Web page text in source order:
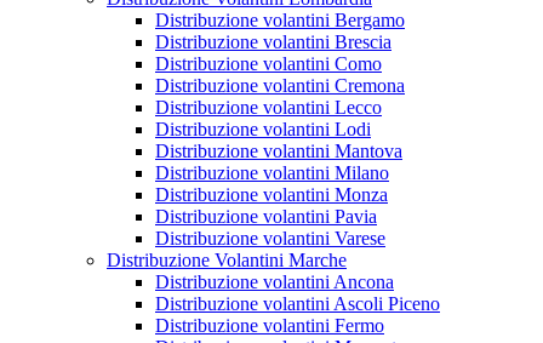
Distribuzione volantini Bergamo
Distribuzione volantini Brescia
Distribuzione volantini Como
Distribuzione volantini Cremona
Distribuzione volantini Lecco
Distribuzione volantini Lodi
Distribuzione volantini Mantova
Distribuzione volantini Milano
Distribuzione volantini Monza
Distribuzione volantini Pavia
Distribuzione volantini Varese
Distribuzione Volantini Marche
Distribuzione volantini Ancona
Distribuzione volantini Ascoli Piceno
Distribuzione volantini Fermo